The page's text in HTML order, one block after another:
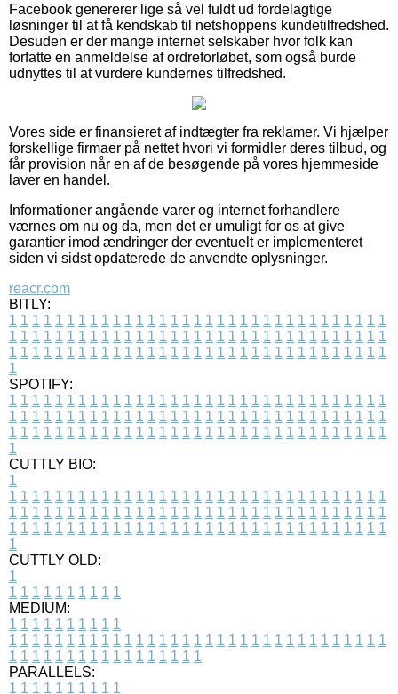
Facebook genererer lige så vel fuldt ud fordelagtige
løsninger til at få kendskab til netshoppens kundetilfredshed.
Desuden er der mange internet selskaber hvor folk kan
forfatte en anmeldelse af ordreforløbet, som også burde
udnyttes til at vurdere kundernes tilfredshed.
Vores side er finansieret af indtægter fra reklamer. Vi hjælper
forskellige firmaer på nettet hvori vi formidler deres tilbud, og
får provision når en af de besøgende på vores hjemmeside
laver en handel.
Informationer angående varer og internet forhandlere
værnes om nu og da, men det er umuligt for os at give
garantier imod ændringer der eventuelt er implementeret
siden vi sidst opdaterede de anvendte oplysninger.
reacr.com
BITLY:
1 1 1 1 1 1 1 1 1 1 1 1 1 1 1 1 1 1 1 1 1 1 1 1 1 1 1 1 1 1 1 1 1
1 1 1 1 1 1 1 1 1 1 1 1 1 1 1 1 1 1 1 1 1 1 1 1 1 1 1 1 1 1 1 1 1
1 1 1 1 1 1 1 1 1 1 1 1 1 1 1 1 1 1 1 1 1 1 1 1 1 1 1 1 1 1 1 1 1
1
SPOTIFY:
1 1 1 1 1 1 1 1 1 1 1 1 1 1 1 1 1 1 1 1 1 1 1 1 1 1 1 1 1 1 1 1 1
1 1 1 1 1 1 1 1 1 1 1 1 1 1 1 1 1 1 1 1 1 1 1 1 1 1 1 1 1 1 1 1 1
1 1 1 1 1 1 1 1 1 1 1 1 1 1 1 1 1 1 1 1 1 1 1 1 1 1 1 1 1 1 1 1 1
1
CUTTLY BIO:
1
1 1 1 1 1 1 1 1 1 1 1 1 1 1 1 1 1 1 1 1 1 1 1 1 1 1 1 1 1 1 1 1 1
1 1 1 1 1 1 1 1 1 1 1 1 1 1 1 1 1 1 1 1 1 1 1 1 1 1 1 1 1 1 1 1 1
1 1 1 1 1 1 1 1 1 1 1 1 1 1 1 1 1 1 1 1 1 1 1 1 1 1 1 1 1 1 1 1 1
1
CUTTLY OLD:
1
1 1 1 1 1 1 1 1 1 1
MEDIUM:
1 1 1 1 1 1 1 1 1 1
1 1 1 1 1 1 1 1 1 1 1 1 1 1 1 1 1 1 1 1 1 1 1 1 1 1 1 1 1 1 1 1 1
1 1 1 1 1 1 1 1 1 1 1 1 1 1 1 1 1
PARALLELS:
1 1 1 1 1 1 1 1 1 1